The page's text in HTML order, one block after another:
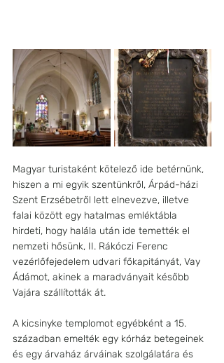
Magyar turistaként kötelező ide betérnünk,
hiszen a mi egyik szentünkről, Árpád-házi
Szent Erzsébetről lett elnevezve, illetve
falai között egy hatalmas emléktábla
hirdeti, hogy halála után ide temették el
nemzeti hősünk, II. Rákóczi Ferenc
vezérlőfejedelem udvari főkapitányát, Vay
Ádámot, akinek a maradványait később
Vajára szállították át.
A kicsinyke templomot egyébként a 15.
században emelték egy kórház betegeinek
és egy árvaház árváinak szolgálatára és